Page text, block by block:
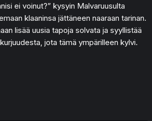
ei voinut?” kysyin Malvaruusulta
klaaninsa jättäneen naaraan tarinan.
lisää uusia tapoja solvata ja syyllistää
jota tämä ympärilleen kylvi.